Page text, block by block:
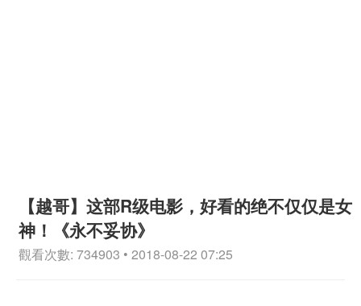
【越哥】这部R级电影，好看的绝不仅仅是女
神！《永不妥协》
觀看次數: 734903 • 2018-08-22 07:25